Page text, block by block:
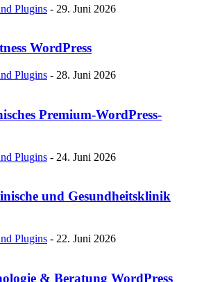
Plugins - 29. Juni 2026
WordPress
Plugins - 28. Juni 2026
Premium-WordPress-
Plugins - 24. Juni 2026
und Gesundheitsklinik
Plugins - 22. Juni 2026
& Beratung WordPress